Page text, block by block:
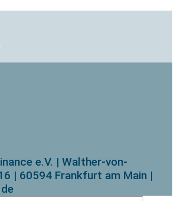
e.V. | Walther-von-
| 60594 Frankfurt am Main |